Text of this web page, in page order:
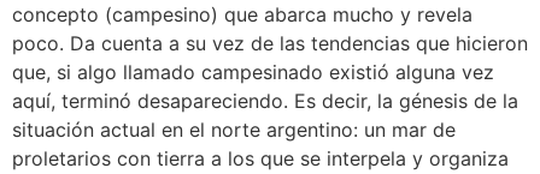
concepto (campesino) que abarca mucho y revela
poco. Da cuenta a su vez de las tendencias que hicieron
que, si algo llamado campesinado existió alguna vez
aquí, terminó desapareciendo. Es decir, la génesis de la
situación actual en el norte argentino: un mar de
proletarios con tierra a los que se interpela y organiza